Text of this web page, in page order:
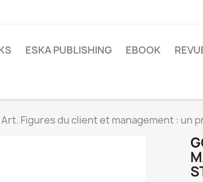
ESKA PUBLISHING EBOOK
Art. Figures du client et management :